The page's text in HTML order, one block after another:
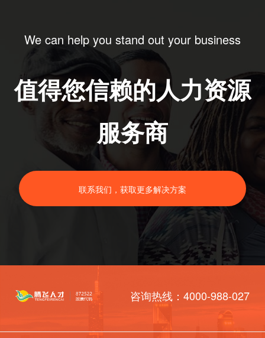
We can help you stand out your business
值得您信赖的人力资源
服务商
联系我们，获取更多解决方案
咨询热线：4000-988-027